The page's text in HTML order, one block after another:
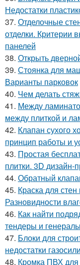
Недостатки
37. Отделочные
отделки. Критерии
панелей
38. Открыть
39. Стоянка для
Варианты парковок
40. Чем делать
41. Между
между плиткой и
42. Клапан сухого
принцип работы и
43. Простая
плитки. 3D дизайн-
44. Обратный
45. Краска для
Разновидности
46. Как найти
тендеры и
47. Блоки для
недостатки
48. Кромка ПВХ для